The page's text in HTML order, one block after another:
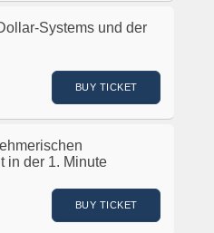
Systems und der
BUY TICKET
in der 1. Minute
BUY TICKET